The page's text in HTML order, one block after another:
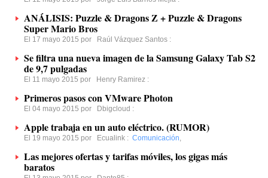
ANÁLISIS: Puzzle & Dragons Z + Puzzle & Dragons
Super Mario Bros
El 17 mayo 2015 por Raúl Vázquez Santos :
Se filtra una nueva imagen de la Samsung Galaxy Tab S2
de 9,7 pulgadas
El 11 mayo 2015 por Henry Ramirez :
Primeros pasos con VMware Photon
El 04 mayo 2015 por Dbigcloud :
Apple trabaja en un auto eléctrico. (RUMOR)
El 19 mayo 2015 por Ecualink : Comunicación,
Las mejores ofertas y tarifas móviles, los gigas más
baratos